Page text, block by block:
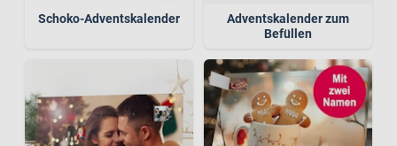
Schoko-Adventskalender
Adventskalender zum
Befüllen